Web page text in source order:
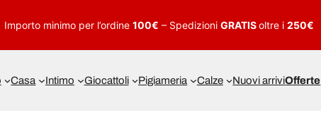
Importo minimo per l’ordine 100€ – Spedizioni GRATISoltre i 250€
Casa Intimo Giocattoli Pigiameria Calze Nuovi arriviOfferte